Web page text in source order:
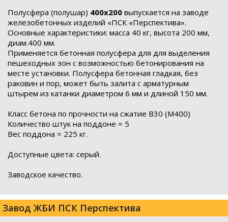
Полусфера (полушар) 400х200 выпускается на заводе
железобетонных изделий «ПСК «Перспектива».
Основные характеристики: масса 40 кг, высота 200 мм,
диам.400 мм.
Применяется бетонная полусфера для для выделения
пешеходных зон с возможностью бетонирования на
месте установки. Полусфера бетонная гладкая, без
раковин и пор, может быть залита с арматурным
штырем из катанки диаметром 6 мм и длиной 150 мм.
Класс бетона по прочности на сжатие B30 (M400)
Количество штук на поддоне = 5
Вес поддона = 225 кг.
Доступные цвета: серый.
Заводское качество.
Завод ЖБИ ПСК Перспектива